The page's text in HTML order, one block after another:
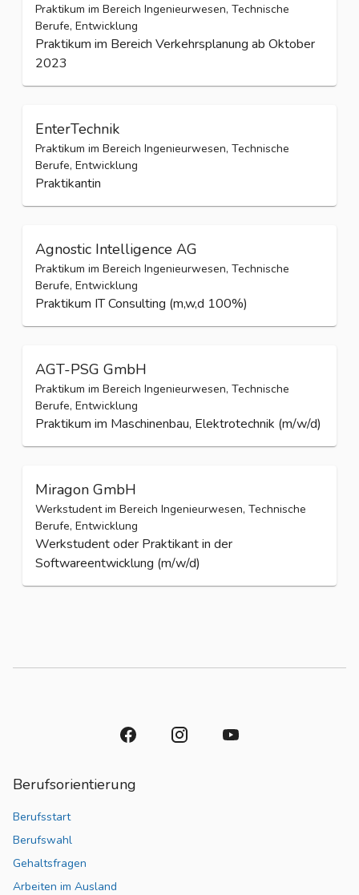
Praktikum im Bereich Ingenieurwesen, Technische
Berufe, Entwicklung
Praktikum im Bereich Verkehrsplanung ab Oktober
2023
EnterTechnik
Praktikum im Bereich Ingenieurwesen, Technische
Berufe, Entwicklung
Praktikantin
Agnostic Intelligence AG
Praktikum im Bereich Ingenieurwesen, Technische
Berufe, Entwicklung
Praktikum IT Consulting (m,w,d 100%)
AGT-PSG GmbH
Praktikum im Bereich Ingenieurwesen, Technische
Berufe, Entwicklung
Praktikum im Maschinenbau, Elektrotechnik (m/w/d)
Miragon GmbH
Werkstudent im Bereich Ingenieurwesen, Technische
Berufe, Entwicklung
Werkstudent oder Praktikant in der
Softwareentwicklung (m/w/d)
Berufsorientierung
Berufsstart
Berufswahl
Gehaltsfragen
Arbeiten im Ausland